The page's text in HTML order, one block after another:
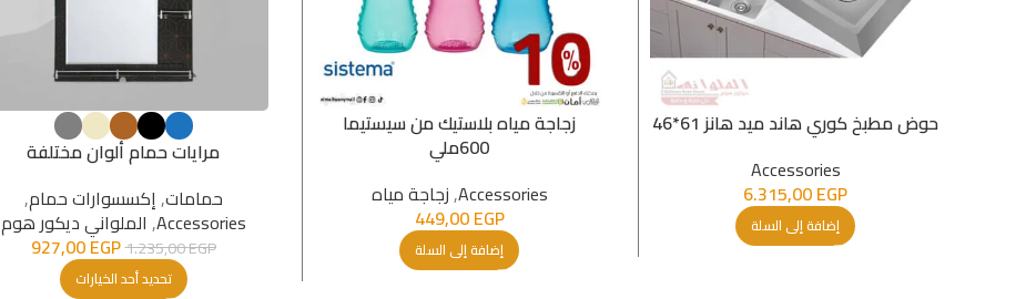
حوض مطبخ كوري هاند ميد هانز 61*46
Accessories
6.315,00EGP
إضافة إلى السلة
زجاجة مياه بلاستيك من سيستيما
600ملي
Accessories
,زجاجة مياه
449,00EGP
إضافة إلى السلة
مرايات حمام ألوان مختلفة
حمامات,إكسسوارات حمام,
Accessories
, الملواني ديكور هوم
1.235,00EGP
927,00EGP
تحديد أحد الخيارات